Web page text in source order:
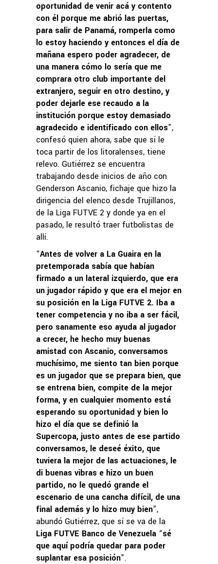
oportunidad de venir acá y contento
con él porque me abrió las puertas,
para salir de Panamá, romperla como
lo estoy haciendo y entonces el día de
mañana espero poder agradecer, de
una manera cómo lo sería que me
comprara otro club importante del
extranjero, seguir en otro destino, y
poder dejarle ese recaudo a la
institución porque estoy demasiado
agradecido e identificado con ellos”,
confesó quien ahora, sabe que sí le
toca partir de los litoralenses, tiene
relevo. Gutiérrez se encuentra
trabajando desde inicios de año con
Genderson Ascanio, fichaje que hizo la
dirigencia del elenco desde Trujillanos,
de la Liga FUTVE 2 y donde ya en el
pasado, le resultó traer futbolistas de
allí.
“Antes de volver a La Guaira en la
pretemporada sabía que habían
firmado a un lateral izquierdo, que era
un jugador rápido y que era el mejor en
su posición en la Liga FUTVE 2. Iba a
tener competencia y no iba a ser fácil,
pero sanamente eso ayuda al jugador
a crecer, he hecho muy buenas
amistad con Ascanio, conversamos
muchísimo, me siento tan bien porque
es un jugador que se prepara bien, que
se entrena bien, compite de la mejor
forma, y en cualquier momento está
esperando su oportunidad y bien lo
hizo el día que se definió la
Supercopa, justo antes de ese partido
conversamos, le deseé éxito, que
tuviera la mejor de las actuaciones, le
di buenas vibras e hizo un buen
partido, no le quedó grande el
escenario de una cancha difícil, de una
final además y lo hizo muy bien”,
abundó Gutiérrez, que sí se va de la
Liga FUTVE Banco de Venezuela “sé
que aquí podría quedar para poder
suplantar esa posición”.